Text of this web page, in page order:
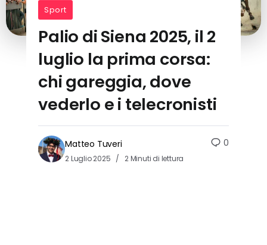
Sport
Palio di Siena 2025, il 2
luglio la prima corsa:
chi gareggia, dove
vederlo e i telecronisti
Matteo Tuveri
2 Luglio 2025 2 Minuti di lettura
0